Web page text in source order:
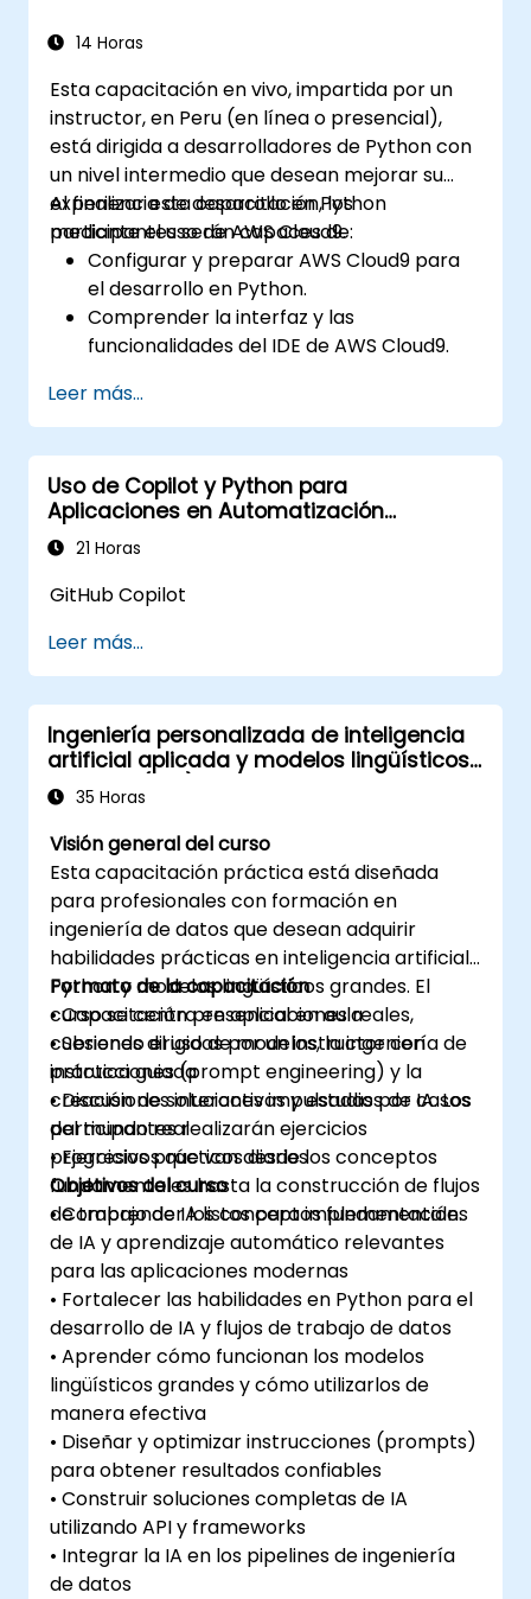
probados para trabajar con scikit-learn,
el desarrollo práctico de IA. Ayuda a los
profesionales a implementar modelos
prácticos de aprendizaje automático, evaluar
las limitaciones de los algoritmos y completar
proyectos aplicados para resolver
problemas del mundo real.
14 Horas
Esta capacitación en vivo, impartida por un
instructor, en Peru (en línea o presencial),
está dirigida a desarrolladores de Python con
un nivel intermedio que desean mejorar su
experiencia de desarrollo en Python
mediante el uso de AWS Cloud9.
Al finalizar esta capacitación, los
participantes serán capaces de:
Configurar y preparar AWS Cloud9 para
el desarrollo en Python.
Comprender la interfaz y las
funcionalidades del IDE de AWS Cloud9.
aplicaciones Python en AWS Cloud9.
Colaborar con otros desarrolladores
utilizando la plataforma AWS Cloud9.
Integrar AWS Cloud9 con otros servicios
de AWS para implementaciones
avanzadas.
Leer más...
Uso de Copilot y Python para
Aplicaciones en Automatización
Industrial
21 Horas
GitHub Copilot
Leer más...
Ingeniería personalizada de inteligencia
artificial aplicada y modelos lingüísticos
grandes (LLM) con Python
35 Horas
Visión general del curso
Esta capacitación práctica está diseñada
para profesionales con formación en
ingeniería de datos que desean adquirir
habilidades prácticas en inteligencia artificial,
Python y modelos lingüísticos grandes. El
curso se centra en aplicaciones reales,
cubriendo el uso de modelos, la ingeniería de
instrucciones (prompt engineering) y la
creación de soluciones impulsadas por IA. Los
participantes realizarán ejercicios
progresivos que van desde los conceptos
fundamentales hasta la construcción de flujos
de trabajo de IA listos para implementación.
Formato de la capacitación
• Capacitación presencial en aula
• Sesiones dirigidas por un instructor con
práctica guiada
• Discusiones interactivas y estudios de casos
del mundo real
• Ejercicios prácticos diarios
Objetivos del curso
• Comprender los conceptos fundamentales
de IA y aprendizaje automático relevantes
para las aplicaciones modernas
• Fortalecer las habilidades en Python para el
desarrollo de IA y flujos de trabajo de datos
• Aprender cómo funcionan los modelos
lingüísticos grandes y cómo utilizarlos de
manera efectiva
• Diseñar y optimizar instrucciones (prompts)
para obtener resultados confiables
• Construir soluciones completas de IA
utilizando API y frameworks
• Integrar la IA en los pipelines de ingeniería
de datos